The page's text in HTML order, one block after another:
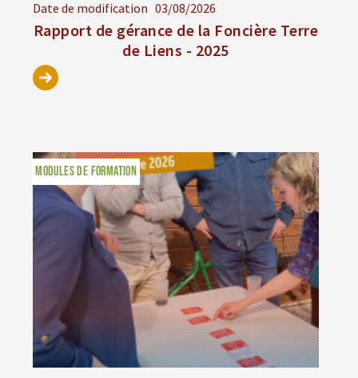
Date de modification 03/08/2026
Rapport de gérance de la Foncière Terre
de Liens - 2025
MODULES DE FORMATION